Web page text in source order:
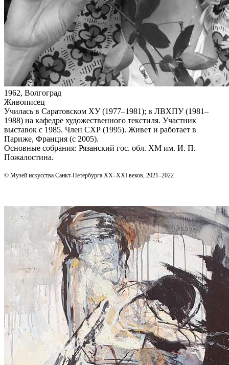
1962, Волгоград
Живописец
Училась в Саратовском ХУ (1977–1981); в ЛВХПУ (1981–
1988) на кафедре художественного текстиля. Участник
выставок с 1985. Член СХР (1995). Живет и работает в
Париже, Франция (с 2005).
Основные собрания: Рязанский гос. обл. ХМ им. И. П.
Пожалостина.
© Музей искусства Санкт-Петербурга XX–XXI веков, 2021–2022